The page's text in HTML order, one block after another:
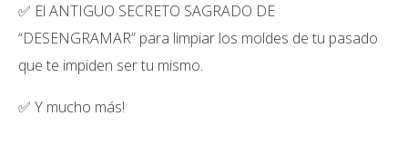
✅ El ANTIGUO SECRETO SAGRADO DE
“DESENGRAMAR” para limpiar los moldes de tu pasado
que te impiden ser tu mismo.
✅ Y mucho más!